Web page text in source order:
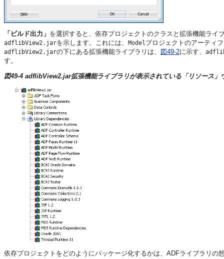
「ビルド出力」 を選択すると、依存プロジェクトのクラスと拡張機能ライ
adflibView2.jarを示します。これには、 Modelプロジェクトのアーティ
adflibView2.jarの下にある拡張機能ライブラリは、 図49-2に示す、
す。
図49-4 adflibView2.jar拡張機能ライブラリが表示されている「リソース」
依存プロジェクトをどのようにパッケージ化するかは、ADFライブラリ